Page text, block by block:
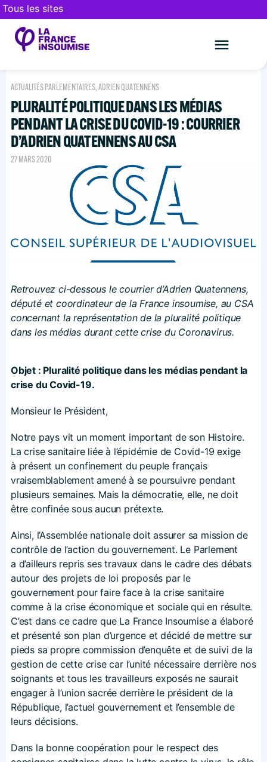
Tous les sites
ACTUALITÉS PARLEMENTAIRES,ADRIEN QUATENNENS
PLURALITÉ POLITIQUE DANS LES MÉDIAS
PENDANT LA CRISE DU COVID-19 : COURRIER
D’ADRIEN QUATENNENS AU CSA
27 MARS 2020
Retrouvez ci-dessous le courrier d’Adrien Quatennens,
député et coordinateur de la France insoumise, au CSA
concernant la représentation de la pluralité politique
dans les médias durant cette crise du Coronavirus.
Objet : Pluralité politique dans les médias pendant la
crise du Covid-19.
Monsieur le Président,
Notre pays vit un moment important de son Histoire.
La crise sanitaire liée à l’épidémie de Covid-19 exige
à présent un confinement du peuple français
vraisemblablement amené à se poursuivre pendant
plusieurs semaines. Mais la démocratie, elle, ne doit
être confinée sous aucun prétexte.
Ainsi, l’Assemblée nationale doit assurer sa mission de
contrôle de l’action du gouvernement. Le Parlement
a d’ailleurs repris ses travaux dans le cadre des débats
autour des projets de loi proposés par le
gouvernement pour faire face à la crise sanitaire
comme à la crise économique et sociale qui en résulte.
C’est dans ce cadre que La France Insoumise a élaboré
et présenté son plan d’urgence et décidé de mettre sur
pieds sa propre commission d’enquête et de suivi de la
gestion de cette crise car l’unité nécessaire derrière nos
soignants et tous les travailleurs exposés ne saurait
engager à l’union sacrée derrière le président de la
République, l’actuel gouvernement et l’ensemble de
leurs décisions.
Dans la bonne coopération pour le respect des